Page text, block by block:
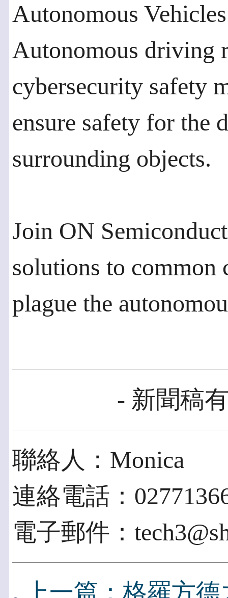
Autonomous
Autonomous driving
cybersecurity safety
ensure safety for the
surrounding objects.
Join ON
solutions to common
plague the
- 新聞稿
聯絡人：Monica
連絡電話：
電子郵件：
上一篇：格羅方